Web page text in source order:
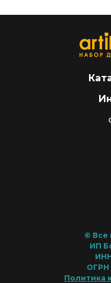
© Все
ИП
ОГРН
Политика